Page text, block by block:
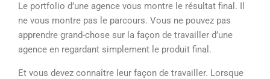
Le portfolio d’une agence vous montre le résultat final. Il
ne vous montre pas le parcours. Vous ne pouvez pas
apprendre grand-chose sur la façon de travailler d’une
agence en regardant simplement le produit final.
Et vous devez connaître leur façon de travailler. Lorsque